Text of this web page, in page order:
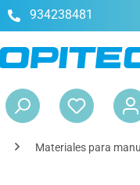
934238481
Materiales para